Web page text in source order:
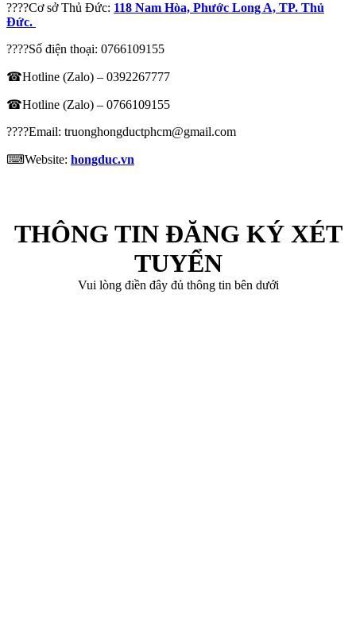
????Cơ sở Thủ Đức: 118 Nam Hòa, Phước Long A, TP. Thủ
Đức.
????Số điện thoại: 0766109155
☎Hotline (Zalo) – 0392267777
☎Hotline (Zalo) – 0766109155
????Email: truonghongductphcm@gmail.com
⌨Website: hongduc.vn
THÔNG TIN ĐĂNG KÝ XÉT
TUYỂN
Vui lòng điền đây đủ thông tin bên dưới